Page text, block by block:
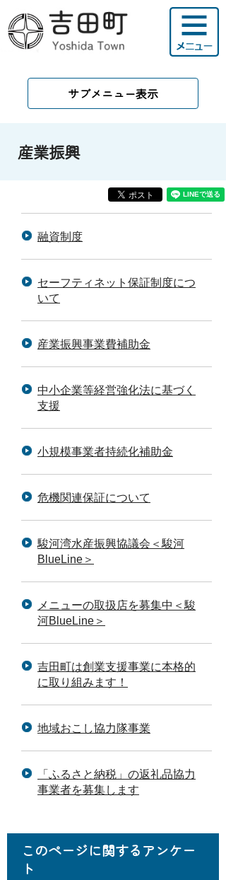
サブメニュー表示
産業振興
融資制度
セーフティネット保証制度につ
いて
産業振興事業費補助金
中小企業等経営強化法に基づく
支援
小規模事業者持続化補助金
危機関連保証について
駿河湾水産振興協議会＜駿河
BlueLine＞
メニューの取扱店を募集中＜駿
河BlueLine＞
吉田町は創業支援事業に本格的
に取り組みます！
地域おこし協力隊事業
「ふるさと納税」の返礼品協力
事業者を募集します
このページに関するアンケー
ト